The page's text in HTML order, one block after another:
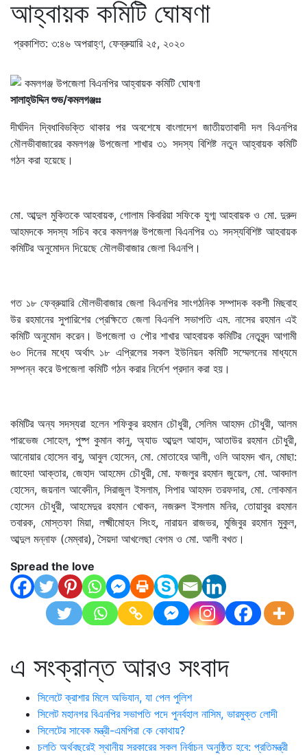
আহ্বায়ক কমিটি ঘোষণা
প্রকাশিত: ৩:৪৬ অপরাহ্ণ, ফেব্রুয়ারি ২৫, ২০২০
সালাহ্উদ্দিন শুভ/কমলগঞ্জঃঃ
দীর্ঘদিন দ্বিধাবিভক্তি থাকার পর অবশেষে বাংলাদেশ জাতীয়তাবাদী দল বিএনপির
মৌলভীবাজারের কমলগঞ্জ উপজেলা শাখার ৩১ সদস্য বিশিষ্ট নতুন আহ্বায়ক কমিটি
গঠন করা হয়েছে।
মো. আব্দুল মুকিতকে আহবায়ক, গোলাম কিবরিয়া সফিকে যুগ্ম আহবায়ক ও মো. দুরুদ
আহমদকে সদস্য সচিব করে কমলগঞ্জ উপজেলা বিএনপির ৩১ সদস্যবিশিষ্ট আহবায়ক
কমিটির অনুমোদন দিয়েছে মৌলভীবাজার জেলা বিএনপি।
গত ১৮ ফেব্রুয়ারি মৌলভীবাজার জেলা বিএনপির সাংগঠনিক সম্পাদক বকশী মিছবাহ
উর রহমানের সুপারিশের প্রেক্ষিতে জেলা বিএনপি সভাপতি এম. নাসের রহমান এই
কমিটি অনুমোদ করেন। উপজেলা ও পৌর শাখার আহবায়ক কমিটির নেতৃবৃন্দ আগামী
৬০ দিনের মধ্যে অর্থাৎ ১৮ এপ্রিলের সকল ইউনিয়ন কমিটি সম্মেলনের মাধ্যমে
সম্পন্ন করে উপজেলা কমিটি গঠন করার নির্দেশ প্রদান করা হয়।
কমিটির অন্য সদস্যরা হলেন শফিকুর রহমান চৌধুরী, সেলিম আহমদ চৌধুরী, আলম
পারভেজ সোহেল, পুষ্প কুমান কানু, অ্যাড আব্দুল আহাদ, আতাউর রহমান চৌধুরী,
আনোয়ার হোসেন বাবু, আবুল হোসেন, মো. মোতাহের আলী, ওলি আহমদ খান, মোছা:
জাহেদা আক্তার, জেহাদ আহমেদ চৌধুরী, মো. ফজলুর রহমান জুয়েল, মো. আবদাল
হোসেন, জয়নাল আবেদীন, সিরাজুল ইসলাম, সিপার আহমদ তরফদার, মো. লোকমান
হোসেন চৌধুরী, আহমেদুর রহমান খোকন, নজরুল ইসলাম মনির, তোয়াবুর রহমান
তবারক, মোস্তফা মিয়া, লক্ষ্মীমোহন সিংহ, নারায়ন রাজভর, মুজিবুর রহমান মুকুল,
আব্দুল মন্নাফ (মেম্বার), সৈয়দা আখলেছা বেগম ও মো. আলী বখত।
Spread the love
এ সংক্রান্ত আরও সংবাদ
সিলেটে ক্রাশার মিলে অভিযান, যা পেল পুলিশ
সিলেট মহানগর বিএনপির সভাপতি পদে পুনর্বহাল নাসিম, ভারমুক্ত লোদী
সিলেটের সাবেক মন্ত্রী-এমপিরা কে কোথায়?
চলতি অর্থবছরেই স্থানীয় সরকারের সকল নির্বাচন অনুষ্ঠিত হবে: প্রতিমন্ত্রী